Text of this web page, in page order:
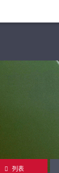
列表